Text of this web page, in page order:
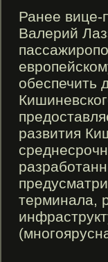
Ранее
Валерий
обеспечить
развития
терминала,